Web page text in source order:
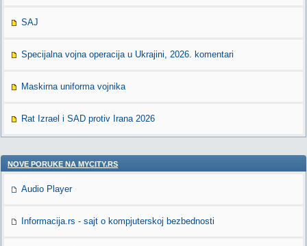
SAJ
Specijalna vojna operacija u Ukrajini, 2026. komentari
Maskirna uniforma vojnika
Rat Izrael i SAD protiv Irana 2026
NOVE PORUKE NA MYCITY.RS
Audio Player
Informacija.rs - sajt o kompjuterskoj bezbednosti